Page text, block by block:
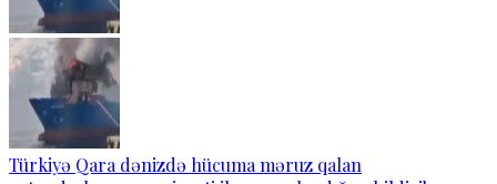
Türkiyə Qara dənizdə hücuma məruz qalan